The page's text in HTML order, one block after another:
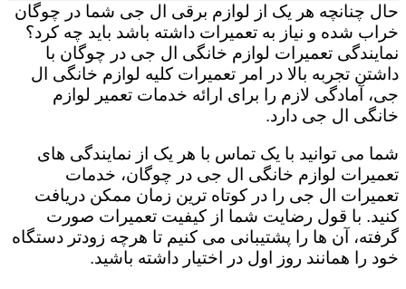
حال چنانچه هر یک از لوازم برقی ال جی شما در چوگان
خراب شده و نیاز به تعمیرات داشته باشد باید چه کرد؟
نمایندگی تعمیرات لوازم خانگی ال جی در چوگان با
داشتن تجربه بالا در امر تعمیرات کلیه لوازم خانگی ال
جی، آمادگی لازم را برای ارائه خدمات تعمیر لوازم
خانگی ال جی دارد.
شما می توانید با یک تماس با هر یک از نمایندگی های
تعمیرات لوازم خانگی ال جی در چوگان، خدمات
تعمیرات ال جی را در کوتاه ترین زمان ممکن دریافت
کنید. با قول رضایت شما از کیفیت تعمیرات صورت
گرفته، آن ها را پشتیبانی می کنیم تا هرچه زودتر دستگاه
خود را همانند روز اول در اختیار داشته باشید.